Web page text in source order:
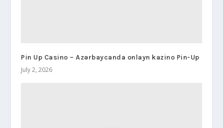
Pin Up Casino – Azərbaycanda onlayn kazino Pin-Up
July 2, 2026